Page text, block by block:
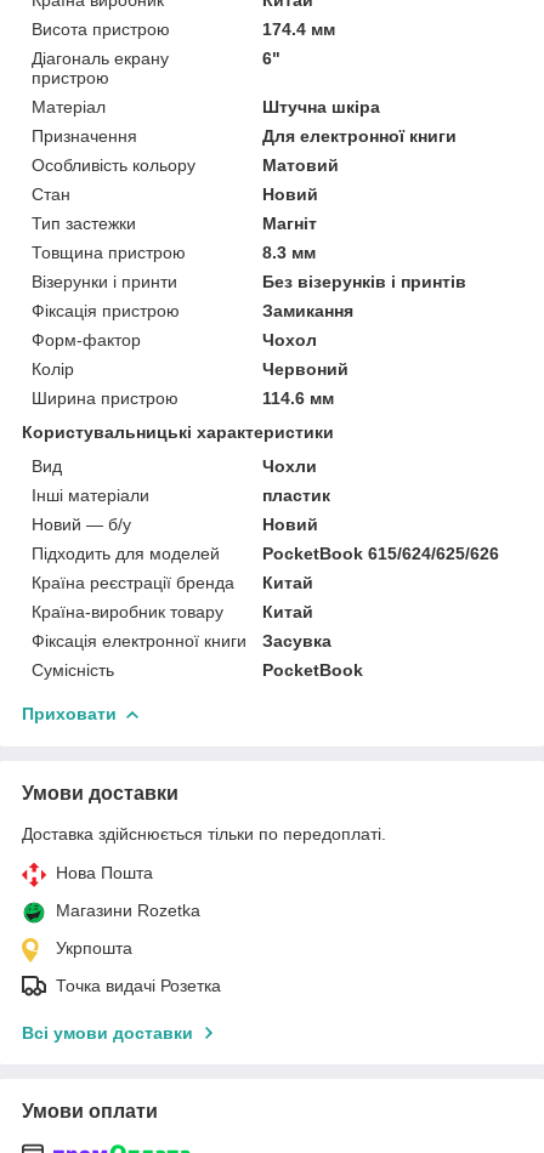
Висота пристрою
174.4 мм
Діагональ екрану
пристрою
6"
Матеріал
Штучна шкіра
Призначення
Для електронної книги
Особливість кольору
Матовий
Стан
Новий
Тип застежки
Магніт
Товщина пристрою
8.3 мм
Візерунки і принти
Без візерунків і принтів
Фіксація пристрою
Замикання
Форм-фактор
Чохол
Колір
Червоний
Ширина пристрою
114.6 мм
Користувальницькі характеристики
Вид
Чохли
Інші матеріали
пластик
Новий — б/у
Новий
Підходить для моделей
PocketBook 615/624/625/626
Країна реєстрації бренда
Китай
Країна-виробник товару
Китай
Фіксація електронної книги
Засувка
Сумісність
PocketBook
Приховати
Умови доставки
Доставка здійснюється тільки по передоплаті.
Нова Пошта
Магазини Rozetka
Укрпошта
Точка видачі Розетка
Всі умови доставки
Умови оплати